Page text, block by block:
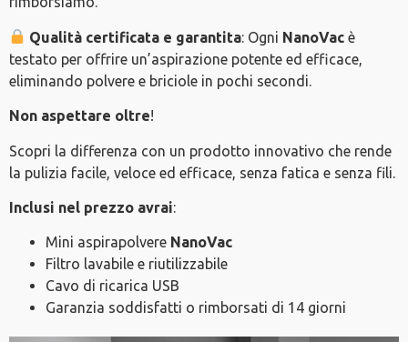
Qualità certificata e garantita: Ogni NanoVac è
testato per offrire un’aspirazione potente ed efficace,
eliminando polvere e briciole in pochi secondi.
Non aspettare oltre!
Scopri la differenza con un prodotto innovativo che rende
la pulizia facile, veloce ed efficace, senza fatica e senza fili.
Inclusi nel prezzo avrai:
Mini aspirapolvere NanoVac
Filtro lavabile e riutilizzabile
Cavo di ricarica USB
Garanzia soddisfatti o rimborsati di 14 giorni